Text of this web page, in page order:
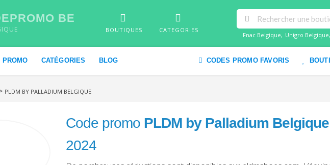
BE
BOUTIQUES CATEGORIES
Fnac Belgique, Unigro Belgique,
PROMO CATÉGORIES BLOG CODES PROMO FAVORIS
PLDM BY PALLADIUM BELGIQUE
Code promo PLDM by Palladium Belgique
2024